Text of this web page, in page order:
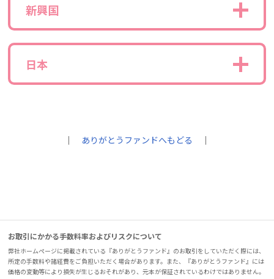
新興国
日本
｜ ありがとうファンドへもどる ｜
お取引にかかる手数料率およびリスクについて
弊社ホームページに掲載されている『ありがとうファンド』のお取引をしていただく際には、
所定の手数料や諸経費をご負担いただく場合があります。また、『ありがとうファンド』には
価格の変動等により損失が生じるおそれがあり、元本が保証されているわけではありません。